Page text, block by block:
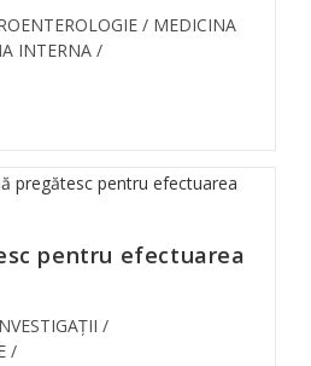
/ MEDICINA
INTERNA /
pentru efectuarea
/
/